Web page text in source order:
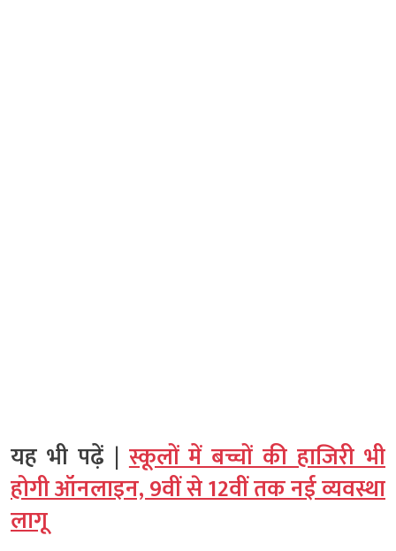
यह भी पढ़ें | स्कूलों में बच्चों की हाजिरी भी
होगी ऑनलाइन, 9वीं से 12वीं तक नई व्यवस्था
लागू